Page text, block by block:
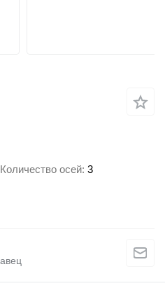
Количество осей 3